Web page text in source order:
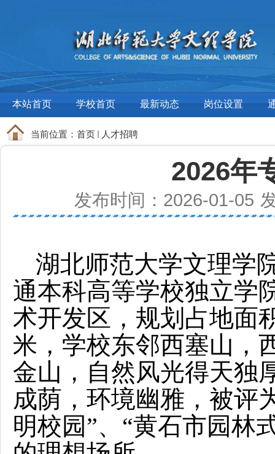
本站首页 学校首页 最新动态 岗位设置
当前位置： 首页 人才招聘
2026年
发布时间：2026-01-05
湖北师范大学文理学
通本科高等学校独立学
术开发区，规划占地面
米，学校东邻西塞山，
金山，自然风光得天独
成荫，环境幽雅，被评
明校园”、“黄石市园林